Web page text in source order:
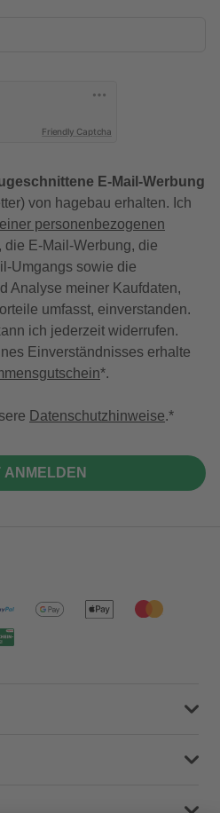
Friendly Captcha
E-Mail-Werbung
von hagebau erhalten. Ich
personenbezogenen
, die E-Mail-Werbung, die
Umgangs sowie die
Analyse meiner Kaufdaten,
umfasst, einverstanden.
ich jederzeit widerrufen.
Einverständnisses erhalte
*.
Datenschutzhinweise.
ANMELDEN